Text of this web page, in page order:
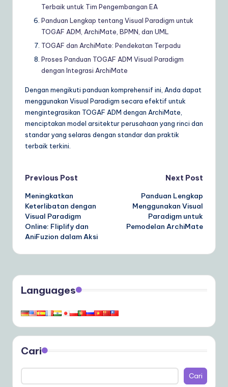
Terbaik untuk Tim Pengembangan EA
Panduan Lengkap tentang Visual Paradigm untuk
TOGAF ADM, ArchiMate, BPMN, dan UML
TOGAF dan ArchiMate: Pendekatan Terpadu
Proses Panduan TOGAF ADM Visual Paradigm
dengan Integrasi ArchiMate
Dengan mengikuti panduan komprehensif ini, Anda dapat
menggunakan Visual Paradigm secara efektif untuk
mengintegrasikan TOGAF ADM dengan ArchiMate,
menciptakan model arsitektur perusahaan yang rinci dan
standar yang selaras dengan standar dan praktik
terbaik terkini.
Post
navigation
Previous Post
Meningkatkan
Keterlibatan dengan
Visual Paradigm
Online: Fliplify dan
AniFuzion dalam Aksi
Next Post
Panduan Lengkap
Menggunakan Visual
Paradigm untuk
Pemodelan ArchiMate
Languages
Cari
Cari